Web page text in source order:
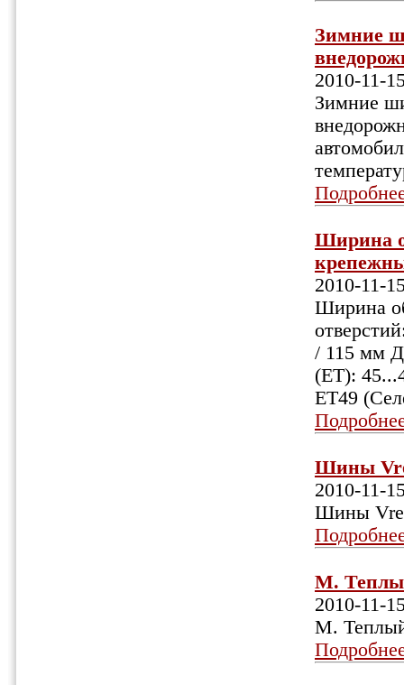
Зимние
2010-11-
Зимние
Ширина
2010-11-
Ширина
/ 115 мм
(ET):
ET49
Шины
2010-11-
Шины
М.
2010-11-
М.